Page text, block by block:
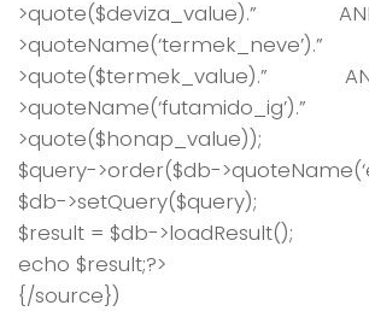
>quote($deviza_value).”
>quote($termek_value).”
>quote($honap_value));
$query->order($db-
$db->setQuery($query);
$result = $db->loadResult();
echo $result;?>
{/source})